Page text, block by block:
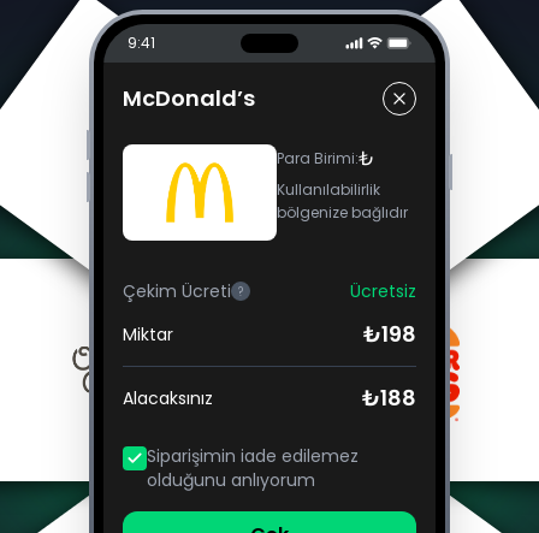
9:41
McDonald’s
Para Birimi:₺
Kullanılabilirlik
bölgenize bağlıdır
Çekim Ücreti ?
Ücretsiz
Miktar
₺198
Alacaksınız ₺188
Siparişimin iade edilemez
olduğunu anlıyorum